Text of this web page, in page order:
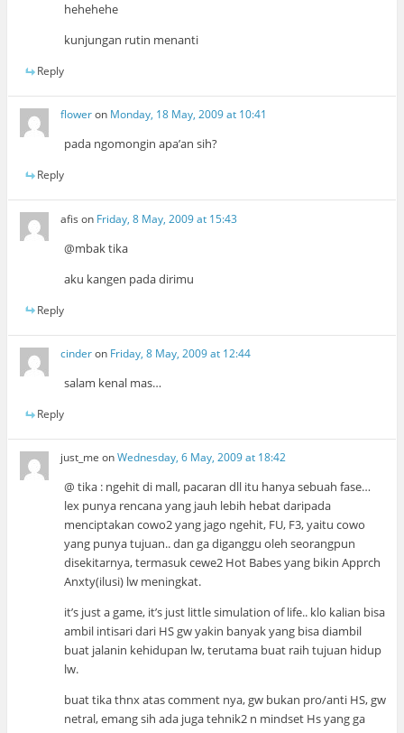
hehehehe
kunjungan rutin menanti
Reply
floweron Monday, 18 May, 2009 at 10:41
pada ngomongin apa’an sih?
Reply
afis on Friday, 8 May, 2009 at 15:43
@mbak tika
aku kangen pada dirimu
Reply
cinderon Friday, 8 May, 2009 at 12:44
salam kenal mas…
Reply
just_me onWednesday, 6 May, 2009 at 18:42
@ tika : ngehit di mall, pacaran dll itu hanya sebuah fase…
lex punya rencana yang jauh lebih hebat daripada
menciptakan cowo2 yang jago ngehit, FU, F3, yaitu cowo
yang punya tujuan.. dan ga diganggu oleh seorangpun
disekitarnya, termasuk cewe2 Hot Babes yang bikin Apprch
Anxty(ilusi) lw meningkat.
it’s just a game, it’s just little simulation of life.. klo kalian bisa
ambil intisari dari HS gw yakin banyak yang bisa diambil
buat jalanin kehidupan lw, terutama buat raih tujuan hidup
lw.
buat tika thnx atas comment nya, gw bukan pro/anti HS, gw
netral, emang sih ada juga tehnik2 n mindset Hs yang ga